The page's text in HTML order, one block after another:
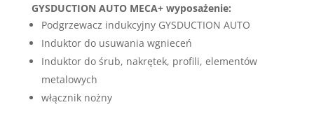
GYSDUCTION AUTO MECA+ wyposażenie:
Podgrzewacz indukcyjny GYSDUCTION AUTO
Induktor do usuwania wgnieceń
Induktor do śrub, nakrętek, profili, elementów
metalowych
włącznik nożny